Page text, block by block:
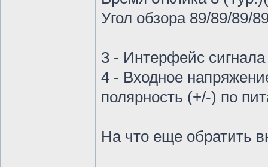
Угол обзора 89/89/89/
3 - Интерфейс
4 - Входное
полярность (+/-) по
На что еще обратить